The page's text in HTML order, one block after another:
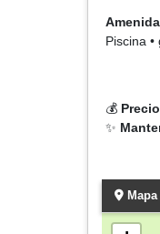
Piscina
💰
✨
Mapa